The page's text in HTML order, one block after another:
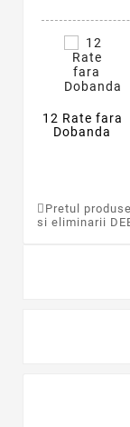
12 Rate fara
Dobanda
Pretul
si eliminarii